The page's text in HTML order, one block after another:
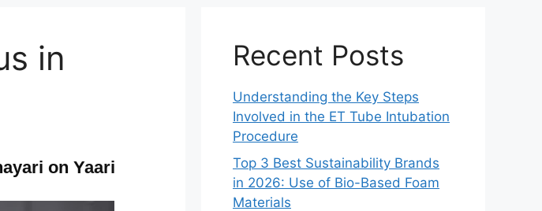
in
on Yaari
Recent Posts
Understanding the Key Steps
Involved in the ET Tube Intubation
Procedure
Top 3 Best Sustainability Brands
in 2026: Use of Bio-Based Foam
Materials